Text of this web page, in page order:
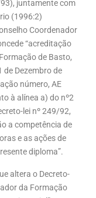
juntamente com
(1996:2)
Coordenador
“acreditação
de Basto,
de Dezembro de
número, AE
à alínea a) do nº2
lei nº 249/92,
a competência de
e as ações de
diploma”.
altera o Decreto-
da Formação